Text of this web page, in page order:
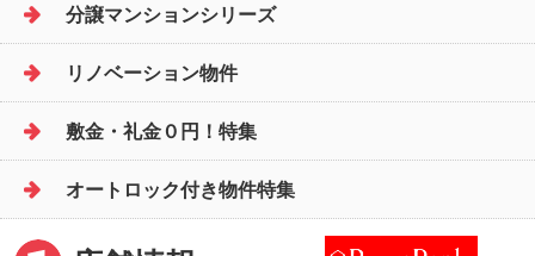
分譲マンションシリーズ
リノベーション物件
敷金・礼金０円！特集
オートロック付き物件特集